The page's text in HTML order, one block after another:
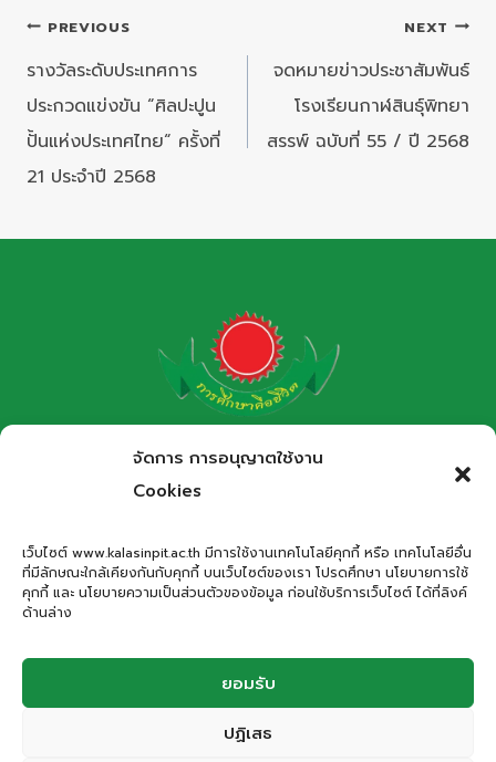
จัดการ การอนุญาตใช้งาน
Cookies
เว็บไซต์ www.kalasinpit.ac.th มีการใช้งานเทคโนโลยีคุกกี้ หรือ เทคโนโลยีอื่น
ที่มีลักษณะใกล้เคียงกันกับคุกกี้ บนเว็บไซต์ของเรา โปรดศึกษา นโยบายการใช้
คุกกี้ และ นโยบายความเป็นส่วนตัวของข้อมูล ก่อนใช้บริการเว็บไซต์ ได้ที่ลิงค์
ด้านล่าง
ยอมรับ
ปฏิเสธ
แนะแนว
เรื่อง
PREVIOUS
รางวัลระดับประเทศการ
ประกวดแข่งขัน “ศิลปะปูน
ปั้นแห่งประเทศไทย“ ครั้งที่
21 ประจำปี 2568
NEXT
จดหมายข่าวประชาสัมพันธ์
โรงเรียนกาฬสินธุ์พิทยา
สรรพ์ ฉบับที่ 55 / ปี 2568
โรงเรียนกาฬสินธุ์พิทยาสรรพ์
สำนักงานเขตพื้นที่การศึกษามัธยมศึกษากาฬสินธุ์
ที่อยู่: เลขที่ 66 ถนนอรรถเปศล ตำบลกาฬสินธุ์ อำเภอเมือง
กาฬสินธุ์ จังหวัดกาฬสินธุ์ 46000
office.kps@kalasinpit.ac.th